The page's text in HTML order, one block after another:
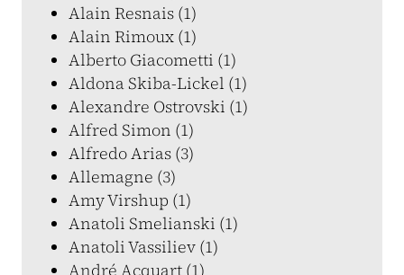
Alain Resnais (1)
Alain Rimoux (1)
Alberto Giacometti (1)
Aldona Skiba-Lickel (1)
Alexandre Ostrovski (1)
Alfred Simon (1)
Alfredo Arias (3)
Allemagne (3)
Amy Virshup (1)
Anatoli Smelianski (1)
Anatoli Vassiliev (1)
André Acquart (1)